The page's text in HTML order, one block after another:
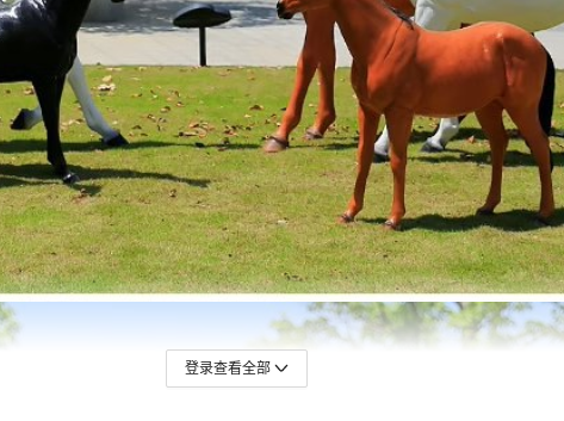
登录查看全部